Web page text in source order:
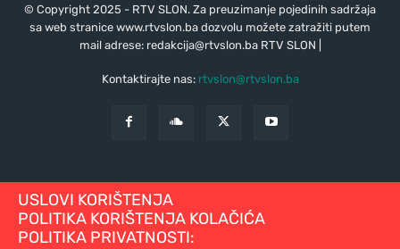
© Copyright 2025 - RTV SLON. Za preuzimanje pojedinih sadržaja
sa web stranice www.rtvslon.ba dozvolu možete zatražiti putem
mail adrese: redakcija@rtvslon.baRTV SLON |
Kontaktirajte nas: rtvslon@rtvslon.ba
USLOVI KORIŠTENJA
POLITIKA KORIŠTENJA KOLAČIĆA
POLITIKA PRIVATNOSTI: